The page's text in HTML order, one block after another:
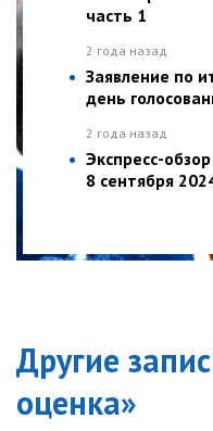
часть 1
2 года назад
Заявление по
день
2 года назад
Экспресс-
8 сентября
Другие
оценка»